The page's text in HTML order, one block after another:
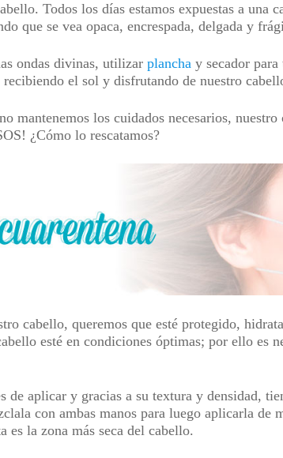
Todos los días estamos expuestas a una
que se vea opaca, encrespada, delgada y
ondas divinas, utilizar plancha y secador
el sol y disfrutando de nuestro
mantenemos los cuidados necesarios,
¿Cómo lo rescatamos?
cabello, queremos que esté protegido,
esté en condiciones óptimas; por ello es
de aplicar y gracias a su textura y densidad,
con ambas manos para luego aplicarla de
es la zona más seca del cabello.